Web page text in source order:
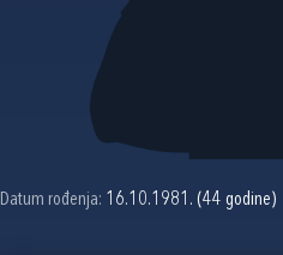
Datum rođenja: 16.10.1981. (44 godine)